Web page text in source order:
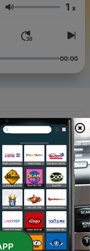
Volumen 1 x
00:00
GARCIA